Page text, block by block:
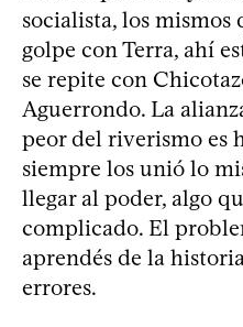
socialista, los mismos
golpe con Terra, ahí
se repite con
Aguerrondo. La
peor del riverismo es
siempre los unió lo
llegar al poder, algo
complicado. El
aprendés de la
errores.